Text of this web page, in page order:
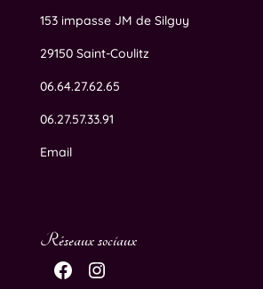
153 impasse JM de Silguy
29150 Saint-Coulitz
06.64.27.62.65
06.27.57.33.91
Email
Réseaux sociaux
Facebook
Instagram